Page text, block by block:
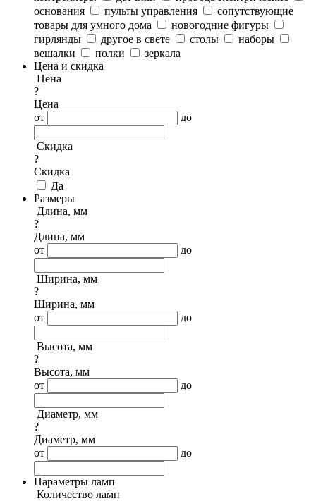
основания
пульты управления
сопутствующие
товары для умного дома
новогодние фигуры
гирлянды
другое в свете столы
наборы
вешалки
полки
зеркала
Цена и скидка
Цена
?
Цена
от
до
Скидка
?
Скидка
Да
Размеры
Длина, мм
?
Длина, мм
от
до
Ширина, мм
?
Ширина, мм
от
до
Высота, мм
?
Высота, мм
от
до
Диаметр, мм
?
Диаметр, мм
от
до
Параметры ламп
Количество ламп